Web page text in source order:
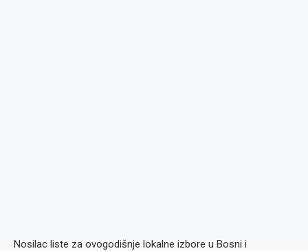
Nosilac liste za ovogodišnje lokalne izbore u Bosni i